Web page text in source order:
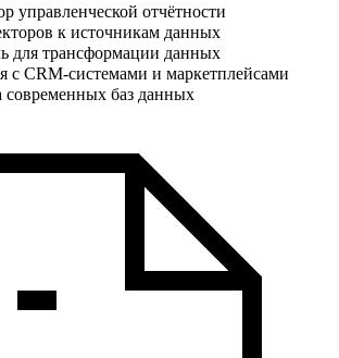
управленческой отчётности
к источникам данных
для трансформации данных
с CRM‑системами и маркетплейсами
баз данных